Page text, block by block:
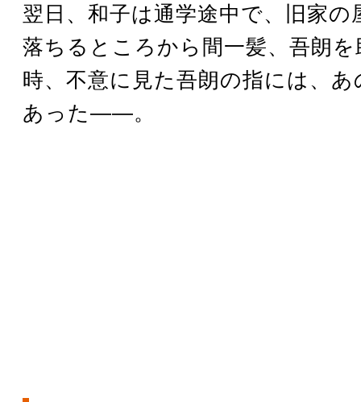
翌日、和子は通学途中で、旧家の
落ちるところから間一髪、吾朗
時、不意に見た吾朗の指には、
あった――。